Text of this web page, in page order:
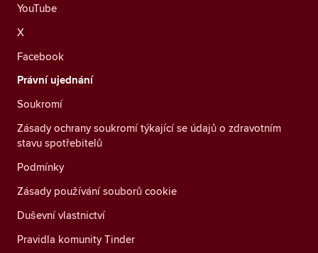
YouTube
X
Facebook
Právní ujednání
Soukromí
Zásady ochrany soukromí týkající se údajů o zdravotním
stavu spotřebitelů
Podmínky
Zásady používání souborů cookie
Duševní vlastnictví
Pravidla komunity Tinder